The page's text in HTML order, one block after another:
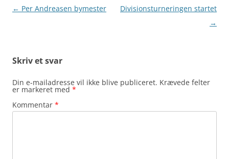
Indlægsnavigation
← Per Andreasen bymester
Divisionsturneringen startet
→
Skriv et svar
Din e-mailadresse vil ikke blive publiceret. Krævede felter
er markeret med *
Kommentar *